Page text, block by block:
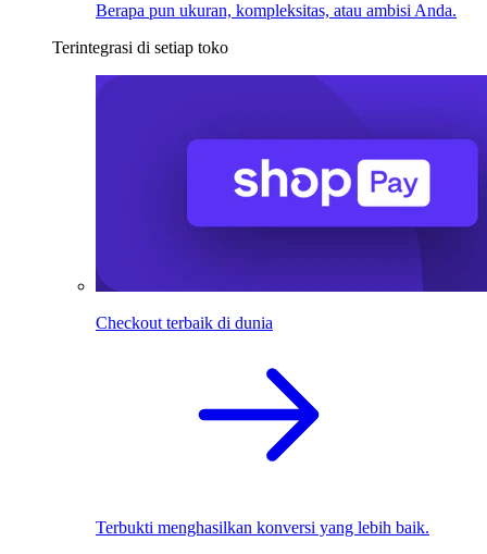
Berapa pun ukuran, kompleksitas, atau ambisi Anda.
Terintegrasi di setiap toko
Checkout terbaik di dunia
Terbukti menghasilkan konversi yang lebih baik.